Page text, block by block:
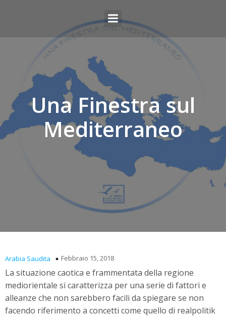
Una Finestra sul
Mediterraneo
Arabia Saudita Febbraio 15, 2018
La situazione caotica e frammentata della regione
mediorientale si caratterizza per una serie di fattori e
alleanze che non sarebbero facili da spiegare se non
facendo riferimento a concetti come quello di realpolitik